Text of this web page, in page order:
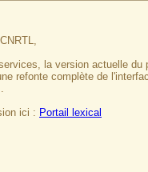
la version actuelle
refonte complète de
ici : Portail lexical